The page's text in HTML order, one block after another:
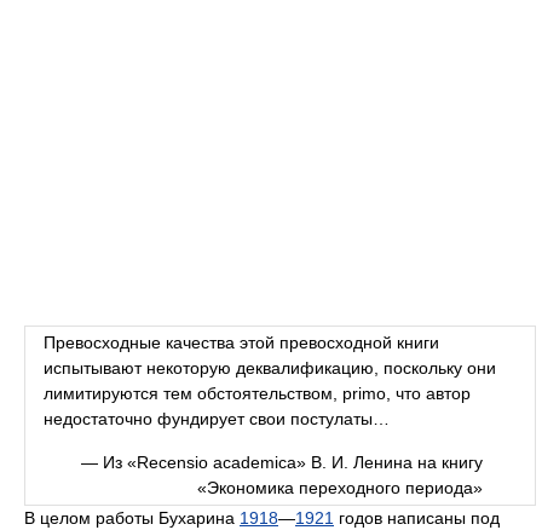
Превосходные качества этой превосходной книги
испытывают некоторую деквалификацию, поскольку они
лимитируются тем обстоятельством, primo, что автор
недостаточно фундирует свои постулаты…
— Из «Recensio academica» В. И. Ленина на книгу
«Экономика переходного периода»
В целом работы Бухарина 1918—1921 годов написаны под